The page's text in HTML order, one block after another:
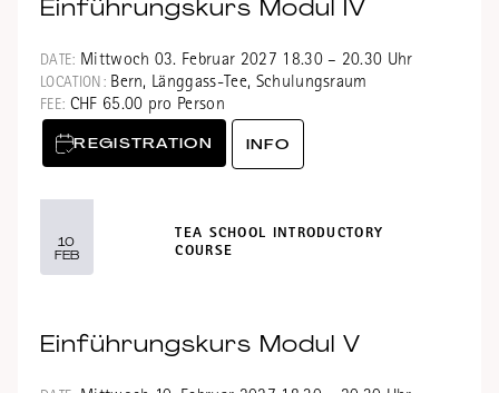
Einführungskurs Modul IV
DATE: Mittwoch 03. Februar 2027 18.30 – 20.30 Uhr
LOCATION:Bern, Länggass-Tee, Schulungsraum
FEE: CHF 65.00 pro Person
REGISTRATION INFO
10
FEB
TEA SCHOOL INTRODUCTORY
COURSE
Einführungskurs Modul V